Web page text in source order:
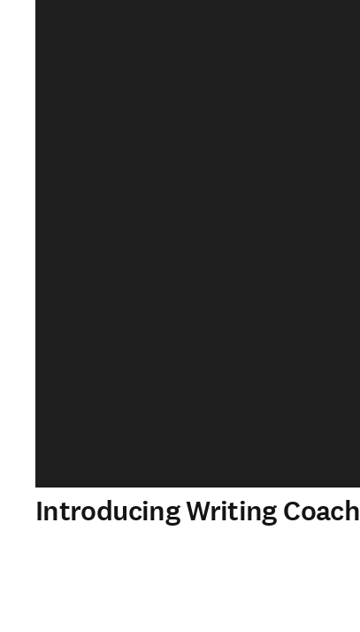
Introducing Writing Coach